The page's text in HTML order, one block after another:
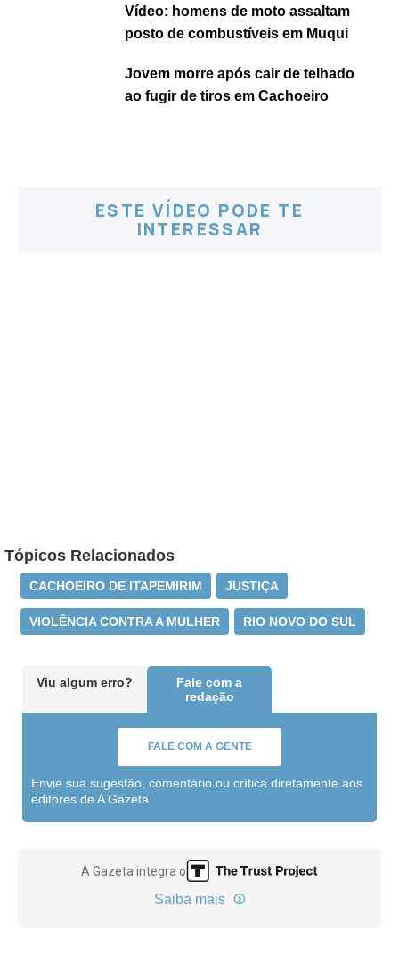
Vídeo: homens de moto assaltam
posto de combustíveis em Muqui
Jovem morre após cair de telhado
ao fugir de tiros em Cachoeiro
ESTE VÍDEO PODE TE
INTERESSAR
Tópicos Relacionados
CACHOEIRO DE ITAPEMIRIM JUSTIÇA
VIOLÊNCIA CONTRA A MULHER RIO NOVO DO SUL
Viu algum erro?
Fale com a
redação
FALE COM A GENTE
Envie sua sugestão, comentário ou crítica diretamente aos
editores de A Gazeta
A Gazeta integra o
Saiba mais